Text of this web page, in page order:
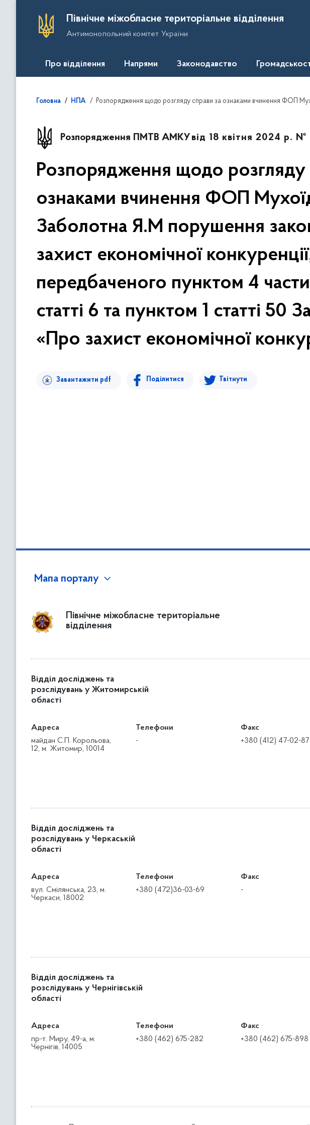
Північне міжобласне територіальне відділення
Антимонопольний комітет України
Про відділення Напрями Законодавство
Головна НПА Розпорядження щодо розгляду справи за ознаками вчинення ФОП Мухоїд О.М. та ФОП Заболотна Я.М порушення законодавства про захист економічної конкуренції, передбаченого пунктом 4 частини другої статті 6 та
Розпорядження ПМТВ АМКУ від 18 квітня 2024 р.
Розпорядження щодо розгляду
ознаками вчинення ФОП
Заболотна Я.М порушення
захист економічної
передбаченого пунктом 4
статті 6 та пунктом 1 статті 50
«Про захист економічної
Завантажити pdf Поділитися Твітнути
Мапа порталу
Північне міжобласне територіальне
відділення
Відділ досліджень та
розслідувань у Житомирській
області
Адреса
майдан С.П. Корольова,
12, м. Житомир, 10014
Телефони
-
Факс
+380 (412) 47-02-87
Відділ досліджень та
розслідувань у Черкаській
області
Адреса
вул. Смілянська, 23, м.
Черкаси, 18002
Телефони
+380 (472)36-03-69
Факс
-
Відділ досліджень та
розслідувань у Чернігівській
області
Адреса
пр-т. Миру, 49-а, м.
Чернігів, 14005
Телефони
+380 (462) 675-282
Факс
+380 (462) 675-898